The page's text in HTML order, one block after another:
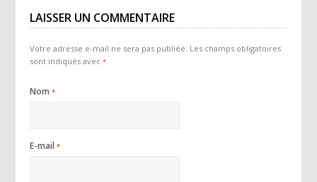
LAISSER UN COMMENTAIRE
Votre adresse e-mail ne sera pas publiée. Les champs obligatoires
sont indiqués avec*
Nom*
E-mail*